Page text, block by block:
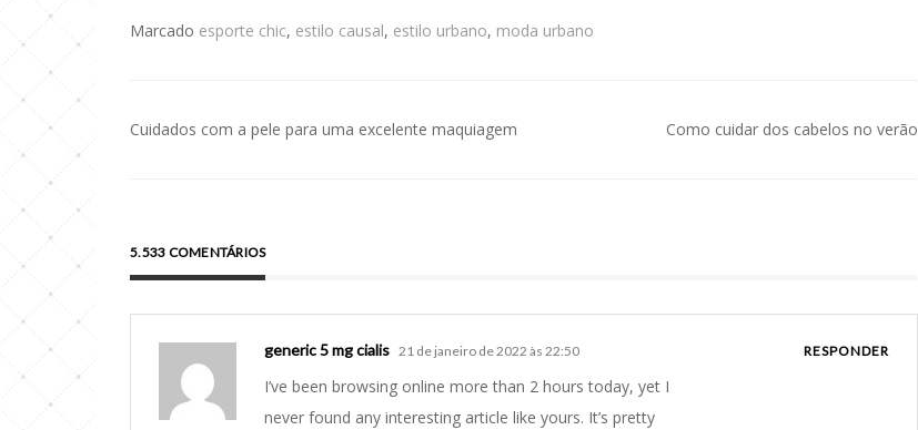
Marcado esporte chic, estilo causal, estilo urbano, moda urbano
Cuidados com a pele para uma excelente maquiagem Como cuidar dos cabelos no verão
5.533 COMENTÁRIOS
generic 5 mg cialis 21 de janeiro de 2022 às 22:50 RESPONDER
I’ve been browsing online more than 2 hours today, yet I
never found any interesting article like yours. It’s pretty